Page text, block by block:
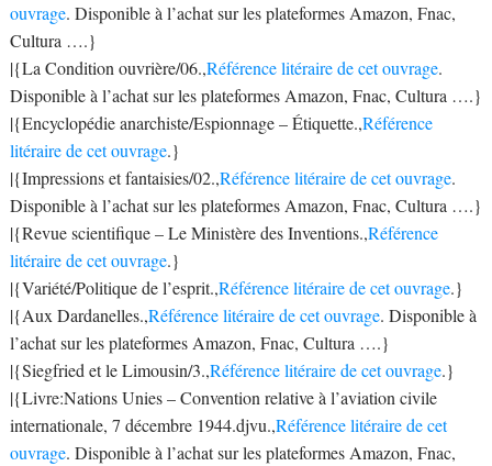
ouvrage. Disponible à l’achat sur les plateformes Amazon, Fnac,
Cultura ….}
|{La Condition ouvrière/06.,Référence litéraire de cet ouvrage.
Disponible à l’achat sur les plateformes Amazon, Fnac, Cultura ….}
|{Encyclopédie anarchiste/Espionnage – Étiquette.,Référence
litéraire de cet ouvrage.}
|{Impressions et fantaisies/02.,Référence litéraire de cet ouvrage.
Disponible à l’achat sur les plateformes Amazon, Fnac, Cultura ….}
|{Revue scientifique – Le Ministère des Inventions.,Référence
litéraire de cet ouvrage.}
|{Variété/Politique de l’esprit.,Référence litéraire de cet ouvrage.}
|{Aux Dardanelles.,Référence litéraire de cet ouvrage. Disponible à
l’achat sur les plateformes Amazon, Fnac, Cultura ….}
|{Siegfried et le Limousin/3.,Référence litéraire de cet ouvrage.}
|{Livre:Nations Unies – Convention relative à l’aviation civile
internationale, 7 décembre 1944.djvu.,Référence litéraire de cet
ouvrage. Disponible à l’achat sur les plateformes Amazon, Fnac,